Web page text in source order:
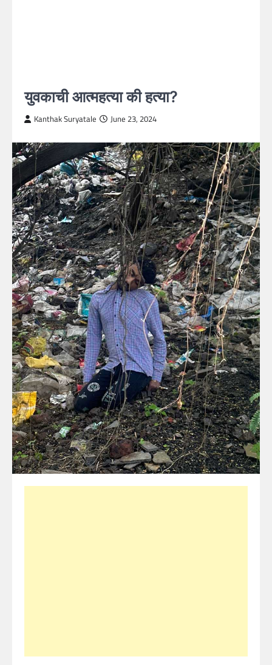
युवकाची आत्महत्या की हत्या?
Kanthak Suryatale June 23, 2024